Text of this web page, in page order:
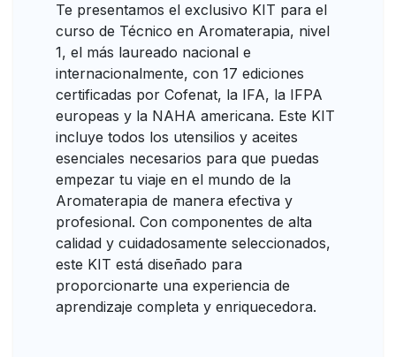
Te presentamos el exclusivo KIT para el
curso de Técnico en Aromaterapia, nivel
1, el más laureado nacional e
internacionalmente, con 17 ediciones
certificadas por Cofenat, la IFA, la IFPA
europeas y la NAHA americana. Este KIT
incluye todos los utensilios y aceites
esenciales necesarios para que puedas
empezar tu viaje en el mundo de la
Aromaterapia de manera efectiva y
profesional. Con componentes de alta
calidad y cuidadosamente seleccionados,
este KIT está diseñado para
proporcionarte una experiencia de
aprendizaje completa y enriquecedora.